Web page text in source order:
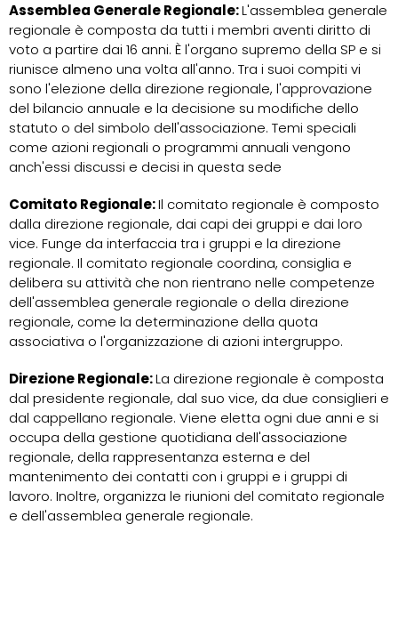
Assemblea Generale Regionale:L'assemblea generale
regionale è composta da tutti i membri aventi diritto di
voto a partire dai 16 anni. È l'organo supremo della SP e si
riunisce almeno una volta all'anno. Tra i suoi compiti vi
sono l'elezione della direzione regionale, l'approvazione
del bilancio annuale e la decisione su modifiche dello
statuto o del simbolo dell'associazione. Temi speciali
come azioni regionali o programmi annuali vengono
anch'essi discussi e decisi in questa sede
Comitato Regionale:Il comitato regionale è composto
dalla direzione regionale, dai capi dei gruppi e dai loro
vice. Funge da interfaccia tra i gruppi e la direzione
regionale. Il comitato regionale coordina, consiglia e
delibera su attività che non rientrano nelle competenze
dell'assemblea generale regionale o della direzione
regionale, come la determinazione della quota
associativa o l'organizzazione di azioni intergruppo.
Direzione Regionale:La direzione regionale è composta
dal presidente regionale, dal suo vice, da due consiglieri e
dal cappellano regionale. Viene eletta ogni due anni e si
occupa della gestione quotidiana dell'associazione
regionale, della rappresentanza esterna e del
mantenimento dei contatti con i gruppi e i gruppi di
lavoro. Inoltre, organizza le riunioni del comitato regionale
e dell'assemblea generale regionale.